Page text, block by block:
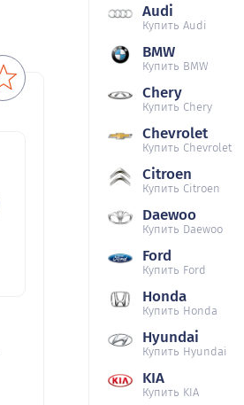
Audi
Купить Audi
BMW
Купить BMW
Chery
Купить Chery
Chevrolet
Купить Chevrolet
Citroen
Купить Citroen
Daewoo
Купить Daewoo
Ford
Купить Ford
Honda
Купить Honda
Hyundai
Купить Hyundai
KIA
Купить KIA